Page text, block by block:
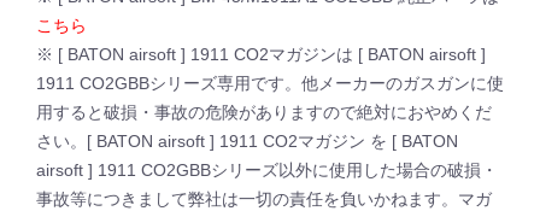
こちら
※ [ BATON airsoft ] 1911 CO2マガジンは [ BATON airsoft ]
1911 CO2GBBシリーズ専用です。他メーカーのガスガンに使
用すると破損・事故の危険がありますので絶対におやめくだ
さい。[ BATON airsoft ] 1911 CO2マガジン を [ BATON
airsoft ] 1911 CO2GBBシリーズ以外に使用した場合の破損・
事故等につきまして弊社は一切の責任を負いかねます。マガ